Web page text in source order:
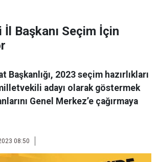
Başkanı Seçim İçin
Başkanlığı, 2023 seçim hazırlıkları
adayı olarak göstermek
Genel Merkez’e çağırmaya
08:50